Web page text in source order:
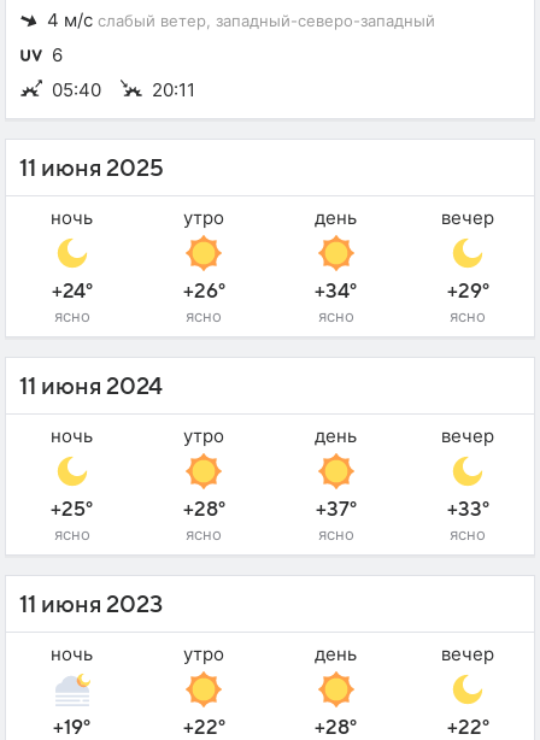
4 м/с слабый ветер , западный-северо-западный
6
05:40
20:11
11 июня 2025
ночь
+24°
ясно
утро
+26°
ясно
день
+34°
ясно
вечер
+29°
ясно
11 июня 2024
ночь
+25°
ясно
утро
+28°
ясно
день
+37°
ясно
вечер
+33°
ясно
11 июня 2023
ночь
+19°
утро
+22°
день
+28°
вечер
+22°